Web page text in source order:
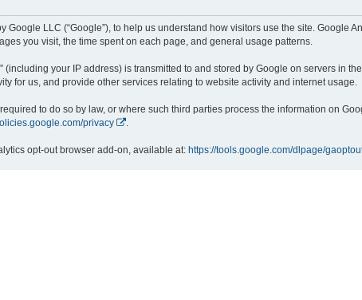
Google LLC (“Google”), to help us understand how visitors use the site. Google
you visit, the time spent on each page, and general usage patterns.
your IP address) is transmitted to and stored by Google on servers in
for us, and provide other services relating to website activity and internet usage.
to do so by law, or where such third parties process the information on
privacy
opt-out browser add-on, available at: https://tools.google.com/dlpage/